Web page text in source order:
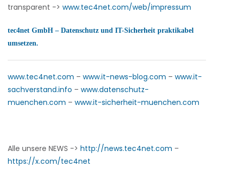
transparent -> www.tec4net.com/web/impressum
tec4net GmbH – Datenschutz und IT-Sicherheit praktikabel
umsetzen.
www.tec4net.com – www.it-news-blog.com – www.it-
sachverstand.info – www.datenschutz-
muenchen.com – www.it-sicherheit-muenchen.com
Alle unsere NEWS -> http://news.tec4net.com –
https://x.com/tec4net